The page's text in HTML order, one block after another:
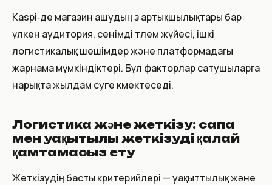
Kaspi‑де магазин ашудың өз артықшылықтары бар:
үлкен аудитория, сенімді төлем жүйесі, ішкі
логистикалық шешімдер және платформадағы
жарнама мүмкіндіктері. Бұл факторлар сатушыларға
нарықта жылдам өсуге көмектеседі.
Логистика және жеткізу: сапа
мен уақытылы жеткізуді қалай
қамтамасыз ету
Жеткізудің басты критерийлері — уақыттылық және